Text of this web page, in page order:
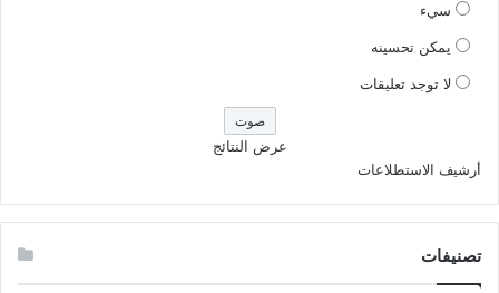
سيء
يمكن تحسينه
لا توجد تعليقات
عرض النتائج
أرشيف الاستطلاعات
تصنيفات